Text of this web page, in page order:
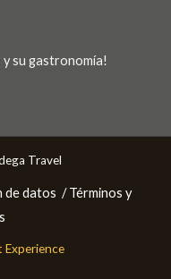
su gastronomía!
Travel
de datos / Términos y
Experience